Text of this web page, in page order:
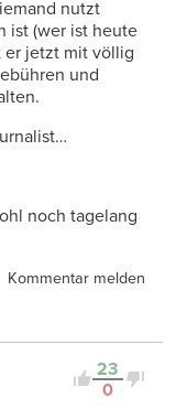
nutzt
ist (wer ist heute
er jetzt mit völlig
und
noch tagelang
Kommentar melden
23
0